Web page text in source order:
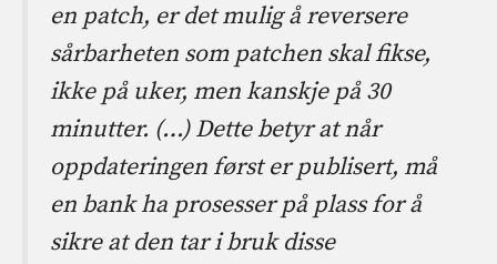
en patch, er det mulig å reversere
sårbarheten som patchen skal fikse,
ikke på uker, men kanskje på 30
minutter. (…) Dette betyr at når
oppdateringen først er publisert, må
en bank ha prosesser på plass for å
sikre at den tar i bruk disse